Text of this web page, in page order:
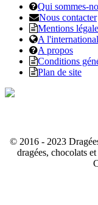
Qui sommes-
Nous contacter
Mentions
A l'international
A propos
Conditions
Plan de site
© 2016 - 2023
dragées, chocolats